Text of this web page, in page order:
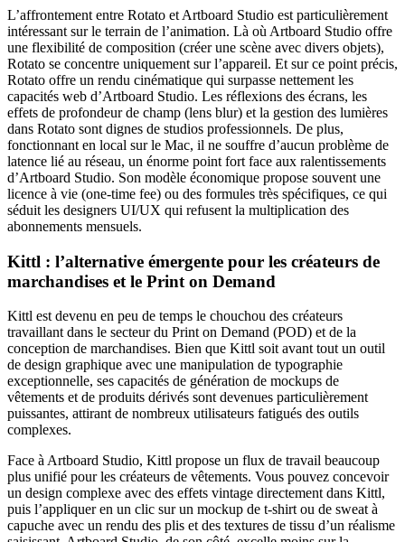
L’affrontement entre Rotato et Artboard Studio est particulièrement
intéressant sur le terrain de l’animation. Là où Artboard Studio offre
une flexibilité de composition (créer une scène avec divers objets),
Rotato se concentre uniquement sur l’appareil. Et sur ce point précis,
Rotato offre un rendu cinématique qui surpasse nettement les
capacités web d’Artboard Studio. Les réflexions des écrans, les
effets de profondeur de champ (lens blur) et la gestion des lumières
dans Rotato sont dignes de studios professionnels. De plus,
fonctionnant en local sur le Mac, il ne souffre d’aucun problème de
latence lié au réseau, un énorme point fort face aux ralentissements
d’Artboard Studio. Son modèle économique propose souvent une
licence à vie (one-time fee) ou des formules très spécifiques, ce qui
séduit les designers UI/UX qui refusent la multiplication des
abonnements mensuels.
Kittl : l’alternative émergente pour les créateurs de
marchandises et le Print on Demand
Kittl est devenu en peu de temps le chouchou des créateurs
travaillant dans le secteur du Print on Demand (POD) et de la
conception de marchandises. Bien que Kittl soit avant tout un outil
de design graphique avec une manipulation de typographie
exceptionnelle, ses capacités de génération de mockups de
vêtements et de produits dérivés sont devenues particulièrement
puissantes, attirant de nombreux utilisateurs fatigués des outils
complexes.
Face à Artboard Studio, Kittl propose un flux de travail beaucoup
plus unifié pour les créateurs de vêtements. Vous pouvez concevoir
un design complexe avec des effets vintage directement dans Kittl,
puis l’appliquer en un clic sur un mockup de t-shirt ou de sweat à
capuche avec un rendu des plis et des textures de tissu d’un réalisme